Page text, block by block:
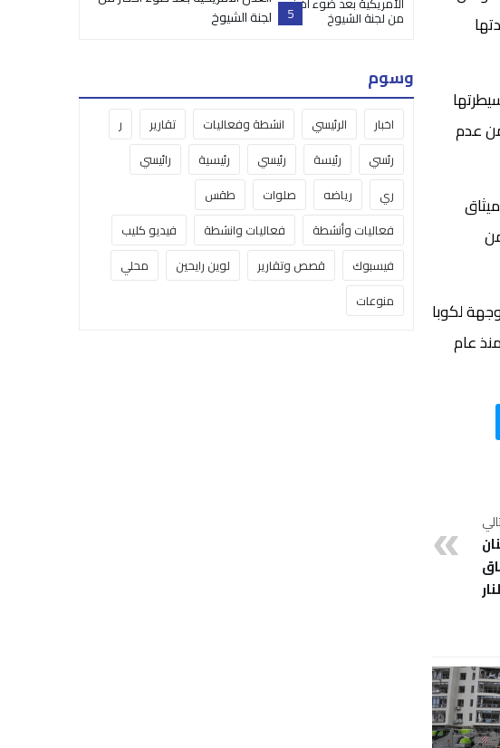
عدم
لكوبا
عام
5
لجنة الشيوخ
وسوم
اخبار الرئيسي انشطة وفعاليات تقارير
ر
رئسي
رئيسة رئيسي رئيسية
رائيسي
ري
رياضه صلوات
طقس
فعاليات وأنشطة
فعاليات وانشطة
فيديو كليب
فيسبوك
قصص وتقارير لوين رايحين
محلي
منوعات